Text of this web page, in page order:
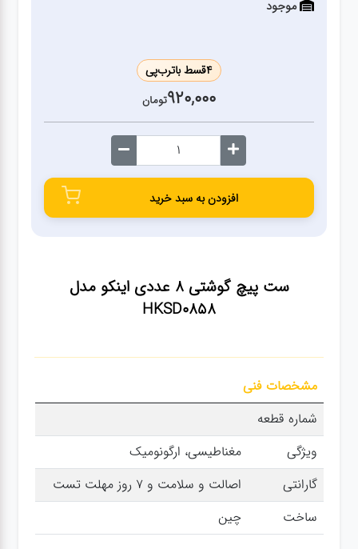
بادی
تیغه و
جبعه
ابزار
انواع
باتری ها
پمپ
ست پیچ گوشتی ۸ عددی اینکو مدل
HKSD0858
مشخصات فنی
شماره قطعه
ویژگی
مغناطیسی، ارگونومیک
گارانتی
اصالت و سلامت و 7 روز مهلت تست
ساخت
چین
موجود
4قسط باترب‌پی
920,000تومان
افزودن به سبد خرید